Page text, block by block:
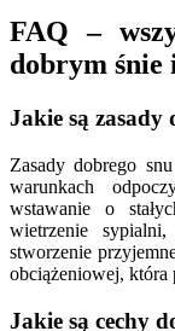
FAQ –
dobrym śnie
Jakie są zasady
Zasady dobrego
warunkach
wstawanie o
wietrzenie
stworzenie
obciążeniowej, która
Jakie są cechy